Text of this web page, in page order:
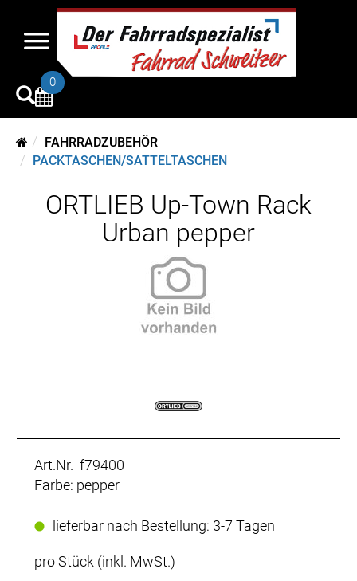
0
FAHRRADZUBEHÖR
PACKTASCHEN/SATTELTASCHEN
ORTLIEB Up-Town Rack
Urban pepper
Art.Nr. f79400
Farbe: pepper
lieferbar nach Bestellung: 3-7 Tagen
pro Stück (inkl. MwSt.)